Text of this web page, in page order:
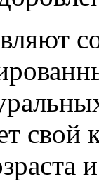
свой